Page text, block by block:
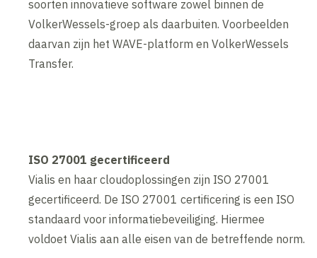
soorten innovatieve software zowel binnen de
VolkerWessels-groep als daarbuiten. Voorbeelden
daarvan zijn het WAVE-platform en VolkerWessels
Transfer.
ISO 27001 gecertificeerd
Vialis en haar cloudoplossingen zijn ISO 27001
gecertificeerd. De ISO 27001 certificering is een ISO
standaard voor informatiebeveiliging. Hiermee
voldoet Vialis aan alle eisen van de betreffende norm.